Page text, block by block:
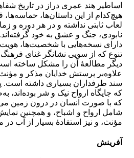
اساطير هند عمری دراز در تاريخ
هيچ‌كدام از اين داستان‌ها،
لعاب ثابتی نداشته و در هر دوره و
نابودی، جنگ و عشق به خود
دارای نسخه‌هايی با شخصيت‌ها،
تنوع كه از سويی نشانگر غنای
ديگر مطالعۀ آن را مشكل ساخته
علاوه‌بر پرستش خدايان مذكر و
سند طرفداران بسياری داشته است.
كه جايگاه ارواح نيک و شر
كه با صورت انسان در درون زمين
شامل ارواح و اشباح، و همچنين
مؤنث، و نيز استفادۀ بسيار از آب
آفرينش